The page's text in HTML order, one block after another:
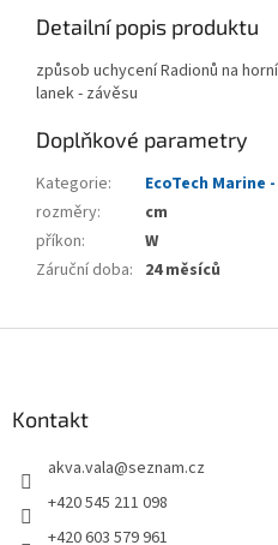
Detailní popis produktu
způsob uchycení Radionů na
lanek - závěsu
Doplňkové parametry
Kategorie:
EcoTech Marine
rozměry:
cm
příkon:
W
Záruční doba: 24 měsíců
Kontakt
akva.vala@seznam.cz
+420 545 211 098
+420 603 579 961